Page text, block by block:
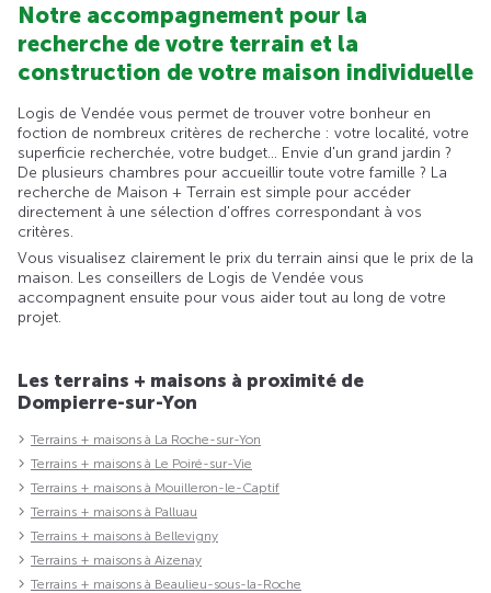
Notre accompagnement pour la
recherche de votre terrain et la
construction de votre maison individuelle
Logis de Vendée vous permet de trouver votre bonheur en
foction de nombreux critères de recherche : votre localité, votre
superficie recherchée, votre budget... Envie d'un grand jardin ?
De plusieurs chambres pour accueillir toute votre famille ? La
recherche de Maison + Terrain est simple pour accéder
directement à une sélection d'offres correspondant à vos
critères.
Vous visualisez clairement le prix du terrain ainsi que le prix de la
maison. Les conseillers de Logis de Vendée vous
accompagnent ensuite pour vous aider tout au long de votre
projet.
Les terrains + maisons à proximité de
Dompierre-sur-Yon
Terrains + maisons à La Roche-sur-Yon
Terrains + maisons à Le Poiré-sur-Vie
Terrains + maisons à Mouilleron-le-Captif
Terrains + maisons à Palluau
Terrains + maisons à Bellevigny
Terrains + maisons à Aizenay
Terrains + maisons à Beaulieu-sous-la-Roche